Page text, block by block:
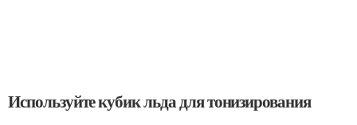
Используйте кубик льда для тонизирования